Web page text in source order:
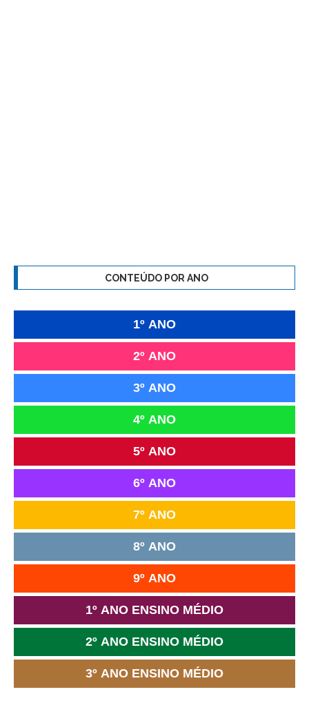
CONTEÚDO POR ANO
1º ANO
2º ANO
3º ANO
4º ANO
5º ANO
6º ANO
7º ANO
8º ANO
9º ANO
1º ANO ENSINO MÉDIO
2º ANO ENSINO MÉDIO
3º ANO ENSINO MÉDIO